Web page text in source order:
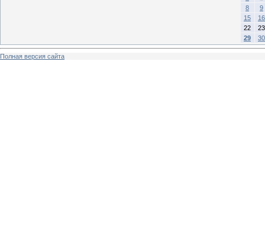
8
9
15
16
22
23
29
30
Полная версия сайта